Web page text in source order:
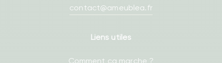
contact@ameublea.fr
Liens utiles
Comment ça marche ?